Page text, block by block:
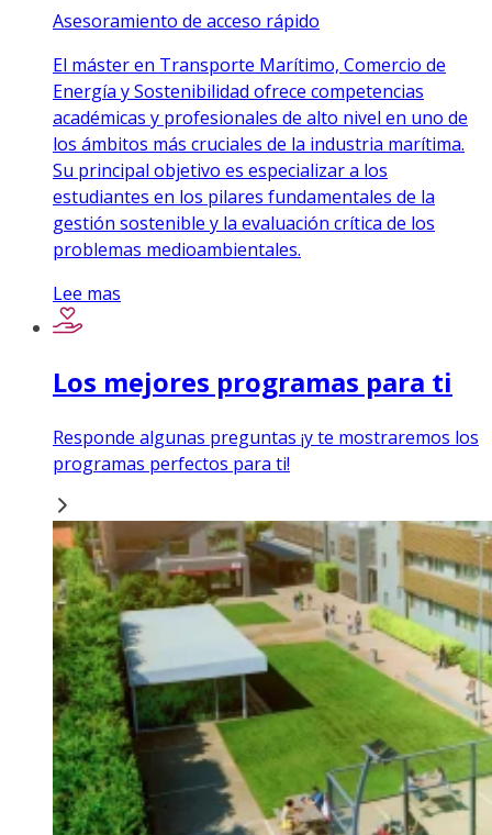
Asesoramiento de acceso rápido
El máster en Transporte Marítimo, Comercio de
Energía y Sostenibilidad ofrece competencias
académicas y profesionales de alto nivel en uno de
los ámbitos más cruciales de la industria marítima.
Su principal objetivo es especializar a los
estudiantes en los pilares fundamentales de la
gestión sostenible y la evaluación crítica de los
problemas medioambientales.
Lee mas
Los mejores programas para ti
Responde algunas preguntas ¡y te mostraremos los
programas perfectos para ti!